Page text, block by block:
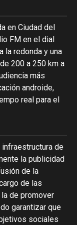
en Ciudad del
FM en el dial
la redonda y una
200 a 250 km a
más
androide,
real para el
de
la publicidad
de la
de las
de promover
garantizar que
sociales